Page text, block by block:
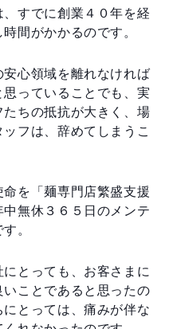
すでに創業４０年を経
間がかかるのです。
心領域を離れなければ
っていることでも、実
ちの抵抗が大きく、場
フは、辞めてしまうこ
を「麺専門店繁盛支援
無休３６５日のメンテ
。
とっても、お客さまに
ことであると思ったの
とっては、痛みが伴な